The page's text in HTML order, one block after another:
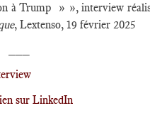
à Trump » », interview
, Lextenso, 19 février 2025
sur LinkedIn